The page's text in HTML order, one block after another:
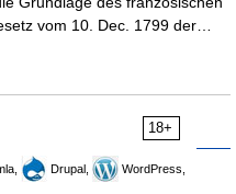
vom 10. Dec. 1799 der…
18+
Drupal,
WordPress,